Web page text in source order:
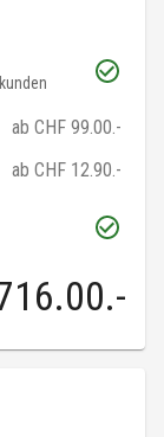
ab CHF 99.00.-
ab CHF 12.90.-
.-